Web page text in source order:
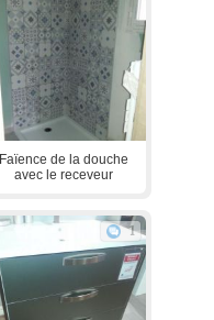
Faïence de la douche
avec le receveur
1